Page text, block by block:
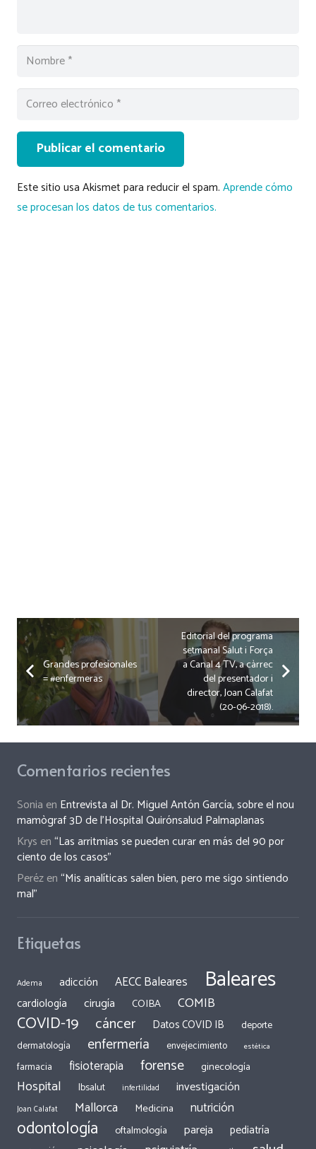
Publicar el comentario
Este sitio usa Akismet para reducir el spam.Aprende cómo
se procesan los datos de tus comentarios.
Grandes profesionales
= #enfermeras
Editorial del programa
setmanal Salut i Força
a Canal 4 TV, a càrrec
del presentador i
director, Joan Calafat
(20-06-2018).
Comentarios recientes
Sonia en Entrevista al Dr. Miguel Antón García, sobre el nou
mamògraf 3D de l’Hospital Quirónsalud Palmaplanas
Krys en“Las arritmias se pueden curar en más del 90 por
ciento de los casos”
Perézen“Mis analíticas salen bien, pero me sigo sintiendo
mal”
Etiquetas
Adema adicción AECC Baleares Baleares
cardiología cirugía COIBA COMIB
COVID-19 cáncer Datos COVID IB
deporte
dermatología
enfermería envejecimiento estética
farmacia fisioterapia forense ginecología
Hospital Ibsalut infertilidad investigación
Joan Calafat Mallorca Medicina nutrición
odontología oftalmología pareja pediatría